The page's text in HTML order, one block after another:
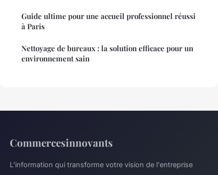
Guide ultime pour une accueil professionnel réussi
à Paris
Nettoyage de bureaux : la solution efficace pour un
environnement sain
Commercesinnovants
L'information qui transforme votre vision de l'entreprise